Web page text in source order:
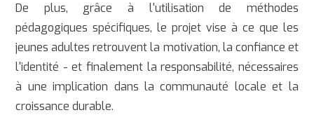
De plus, grâce à l'utilisation de méthodes
pédagogiques spécifiques, le projet vise à ce que les
jeunes adultes retrouvent la motivation, la confiance et
l'identité - et finalement la responsabilité, nécessaires
à une implication dans la communauté locale et la
croissance durable.